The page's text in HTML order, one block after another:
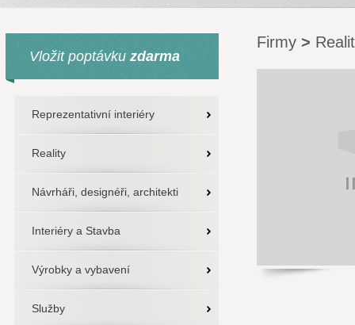
Vložit poptávku zdarma
Reprezentativní interiéry
Reality
Návrháři, designéři, architekti
Interiéry a Stavba
Výrobky a vybavení
Služby
Firmy >